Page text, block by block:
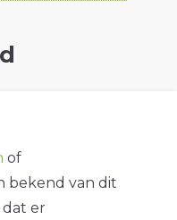
of
bekend van dit
er